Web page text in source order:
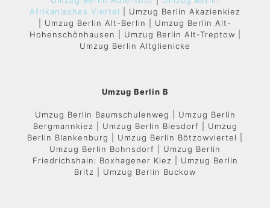
Afrikanisches Viertel
| Umzug Berlin Akazienkiez
| Umzug Berlin Alt-Berlin | Umzug Berlin Alt-
Hohenschönhausen | Umzug Berlin Alt-Treptow |
Umzug Berlin Altglienicke
Umzug Berlin B
Umzug Berlin Baumschulenweg | Umzug Berlin
Bergmannkiez | Umzug Berlin Biesdorf | Umzug
Berlin Blankenburg | Umzug Berlin Bötzowviertel |
Umzug Berlin Bohnsdorf | Umzug Berlin
Friedrichshain: Boxhagener Kiez | Umzug Berlin
Britz | Umzug Berlin Buckow